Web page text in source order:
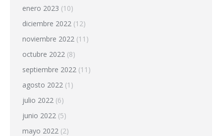
enero 2023 (10)
diciembre 2022 (12)
noviembre 2022 (11)
octubre 2022 (8)
septiembre 2022 (11)
agosto 2022 (1)
julio 2022 (6)
junio 2022 (5)
mayo 2022 (2)